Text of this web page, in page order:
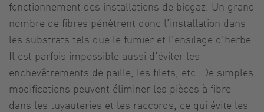
fonctionnement des installations de biogaz. Un grand
nombre de fibres pénètrent donc l'installation dans
les substrats tels que le fumier et l'ensilage d'herbe.
Il est parfois impossible aussi d'éviter les
enchevêtrements de paille, les filets, etc. De simples
modifications peuvent éliminer les pièces à fibre
dans les tuyauteries et les raccords, ce qui évite les